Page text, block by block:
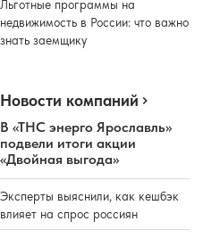
Льготные программы на
недвижимость в России: что важно
знать заемщику
Новости компаний
В «ТНС энерго Ярославль»
подвели итоги акции
«Двойная выгода»
Эксперты выяснили, как кешбэк
влияет на спрос россиян